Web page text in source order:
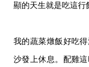
顯的天生就是吃這行
我的蔬菜燉飯好吃
沙發上休息。配雞